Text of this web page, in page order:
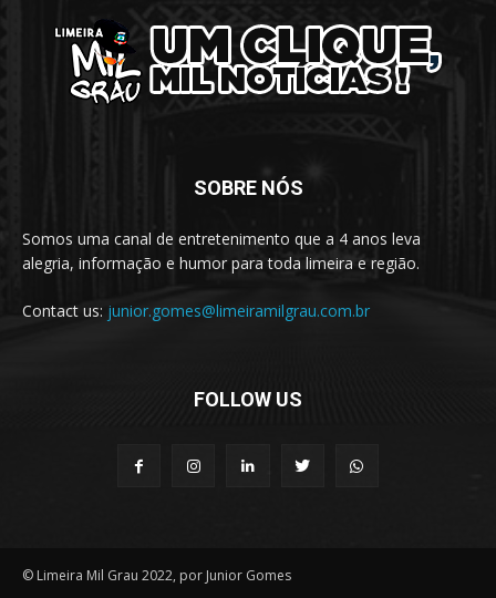
SOBRE NÓS
Somos uma canal de entretenimento que a 4 anos leva
alegria, informação e humor para toda limeira e região.
Contact us: junior.gomes@limeiramilgrau.com.br
FOLLOW US
© Limeira Mil Grau 2022, por Junior Gomes